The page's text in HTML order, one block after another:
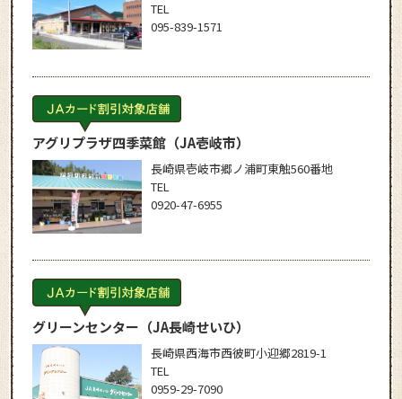
TEL
095-839-1571
アグリプラザ四季菜館（JA壱岐市）
長崎県壱岐市郷ノ浦町東触560番地
TEL
0920-47-6955
グリーンセンター （JA長崎せいひ）
長崎県西海市西彼町小迎郷2819-1
TEL
0959-29-7090